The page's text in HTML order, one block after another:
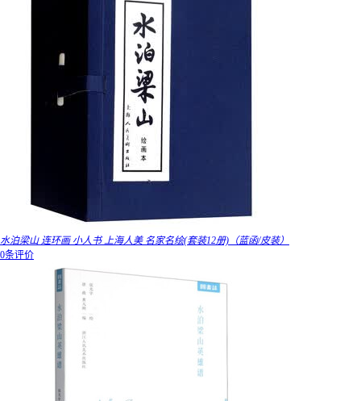
水泊梁山 连环画 小人书 上海人美 名家名绘(套装12册)（蓝函/皮装）
0条评价